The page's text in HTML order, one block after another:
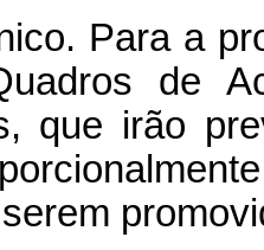
Para a
de
que irão